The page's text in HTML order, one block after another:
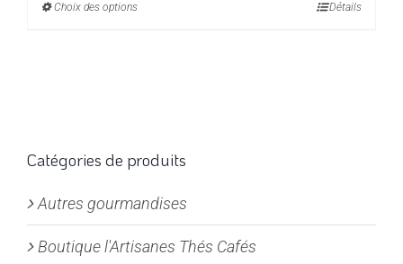
Choix des optionsCe
options
être
choisies
sur
Détails
Catégories de produits
Autres gourmandises
Boutique l'Artisanes Thés Cafés